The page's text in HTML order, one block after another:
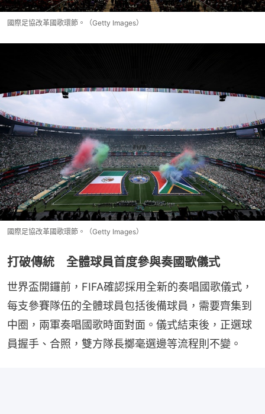
國際足協改革國歌環節。（Getty Images）
國際足協改革國歌環節。（Getty Images）
打破傳統 全體球員首度參與奏國歌儀式
世界盃開鑼前，FIFA確認採用全新的奏唱國歌儀式，
每支參賽隊伍的全體球員包括後備球員，需要齊集到
中圈，兩軍奏唱國歌時面對面。儀式結束後，正選球
員握手、合照，雙方隊長擲毫選邊等流程則不變。